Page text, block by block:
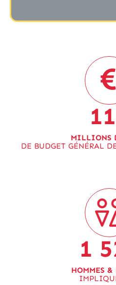
MILLIONS
DE BUDGET GÉNÉRAL
HOMMES &
1